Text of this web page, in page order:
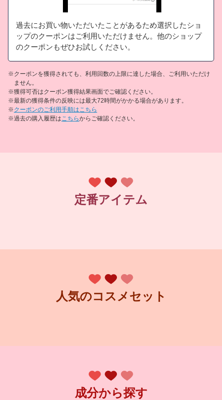
過去にお買い物いただいたことがあるため選択したショ
ップのクーポンはご利用いただけません。 他のショップ
のクーポンもぜひお試しください。
※クーポンを獲得されても、利用回数の上限に達した場合、ご利用いただけ
ません。
※獲得可否はクーポン獲得結果画面でご確認ください。
※最新の獲得条件の反映には最大72時間がかかる場合があります。
※クーポンのご利用手順はこちら
※過去の購入履歴は こちらからご確認ください。
定番アイテム
人気のコスメセット
成分から探す